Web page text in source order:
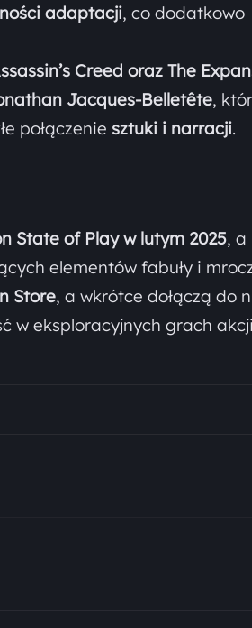
adaptacji, co dodatkowo
Creed oraz The
Jacques-Belletête,
połączenie sztuki i narracji.
State of Play w lutym 2025, a
elementów fabuły i
Store, a wkrótce dołączą do
w eksploracyjnych grach